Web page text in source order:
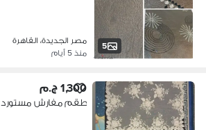
5
مصر الجديدة، القاهرة
منذ 5 أيام
1,300 ج.م
طقم مفارش مستورد